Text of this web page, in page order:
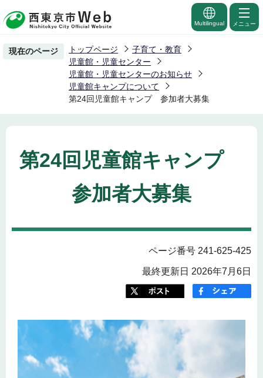
の
ー
Multilingual メニュー
現在のページ トップページ
子育て・教育
児童館・児童センター
児童館・児童センターのお知らせ
児童館キャンプについて
第24回児童館キャンプ 参加者大募集
第24回児童館キャンプ
参加者大募集
ページ番号 241-625-425
最終更新日 2026年7月6日